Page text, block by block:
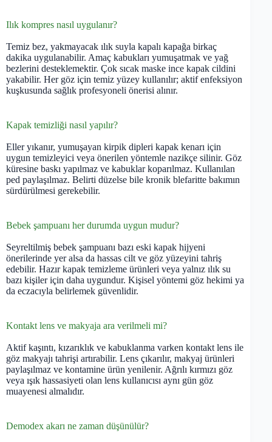
Ilık kompres nasıl uygulanır?
Temiz bez, yakmayacak ılık suyla kapalı kapağa birkaç
dakika uygulanabilir. Amaç kabukları yumuşatmak ve yağ
bezlerini desteklemektir. Çok sıcak maske ince kapak cildini
yakabilir. Her göz için temiz yüzey kullanılır; aktif enfeksiyon
kuşkusunda sağlık profesyoneli önerisi alınır.
Kapak temizliği nasıl yapılır?
Eller yıkanır, yumuşayan kirpik dipleri kapak kenarı için
uygun temizleyici veya önerilen yöntemle nazikçe silinir. Göz
küresine baskı yapılmaz ve kabuklar koparılmaz. Kullanılan
ped paylaşılmaz. Belirti düzelse bile kronik blefaritte bakımın
sürdürülmesi gerekebilir.
Bebek şampuanı her durumda uygun mudur?
Seyreltilmiş bebek şampuanı bazı eski kapak hijyeni
önerilerinde yer alsa da hassas cilt ve göz yüzeyini tahriş
edebilir. Hazır kapak temizleme ürünleri veya yalnız ılık su
bazı kişiler için daha uygundur. Kişisel yöntemi göz hekimi ya
da eczacıyla belirlemek güvenlidir.
Kontakt lens ve makyaja ara verilmeli mi?
Aktif kaşıntı, kızarıklık ve kabuklanma varken kontakt lens ile
göz makyajı tahrişi artırabilir. Lens çıkarılır, makyaj ürünleri
paylaşılmaz ve kontamine ürün yenilenir. Ağrılı kırmızı göz
veya ışık hassasiyeti olan lens kullanıcısı aynı gün göz
muayenesi almalıdır.
Demodex akarı ne zaman düşünülür?